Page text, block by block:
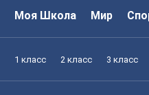
Моя Школа Мир
1 класс 2 класс 3 класс